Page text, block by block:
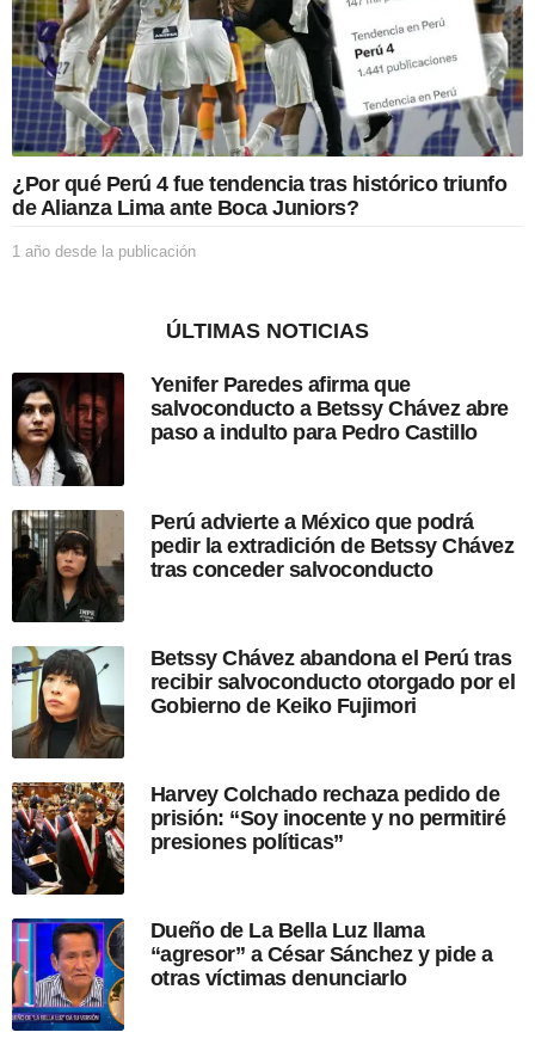
e
l
a
p
u
b
l
i
c
¿Por qué Perú 4 fue tendencia tras histórico triunfo
de Alianza Lima ante Boca Juniors?
1 año desde la publicación
d
s
d
e
u
b
l
c
i
ó
ÚLTIMAS NOTICIAS
Yenifer Paredes afirma que
salvoconducto a Betssy Chávez abre
paso a indulto para Pedro Castillo
Perú advierte a México que podrá
pedir la extradición de Betssy Chávez
tras conceder salvoconducto
Betssy Chávez abandona el Perú tras
recibir salvoconducto otorgado por el
Gobierno de Keiko Fujimori
Harvey Colchado rechaza pedido de
prisión: “Soy inocente y no permitiré
presiones políticas”
Dueño de La Bella Luz llama
“agresor” a César Sánchez y pide a
otras víctimas denunciarlo